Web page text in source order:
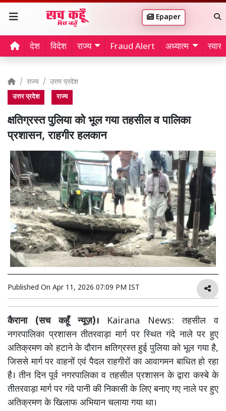
Epaper
देश विदेश राज्य Fraud Alert अध्यात्म
राज्य उत्तर प्रदेश
उत्तर प्रदेश राज्य
क्षतिग्रस्त पुलिया को भूल गया तहसील व पालिका
प्रशासन, राहगीर हलकान
Published On Apr 11, 2026 07:09 PM IST
कैराना (सच कहूँ न्यूज़)। Kairana News: तहसील व
नगरपालिका प्रशासन तीतरवाड़ा मार्ग पर स्थित गंदे नाले पर हुए
अतिक्रमण को हटाने के दौरान क्षतिग्रस्त हुई पुलिया को भूल गया है,
जिससे मार्ग पर वाहनों एवं पैदल राहगीरों का आवागमन बाधित हो रहा
है। तीन दिन पूर्व नगरपालिका व तहसील प्रशासन के द्वारा कस्बे के
तीतरवाड़ा मार्ग पर गंदे पानी की निकासी के लिए बनाए गए नाले पर हुए
अतिक्रमण के खिलाफ अभियान चलाया गया था।